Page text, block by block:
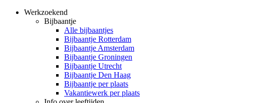
Werkzoekend
Bijbaantje
Alle bijbaantjes
Bijbaantje Rotterdam
Bijbaantje Amsterdam
Bijbaantje Groningen
Bijbaantje Utrecht
Bijbaantje Den Haag
Bijbaantje per plaats
Vakantiewerk per plaats